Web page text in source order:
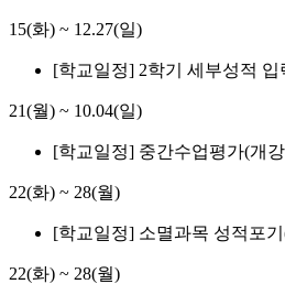
15(화) ~ 12.27(일)
[학교일정] 2학기 세부성적 입
21(월) ~ 10.04(일)
[학교일정] 중간수업평가(개
22(화) ~ 28(월)
[학교일정] 소멸과목 성적포
22(화) ~ 28(월)